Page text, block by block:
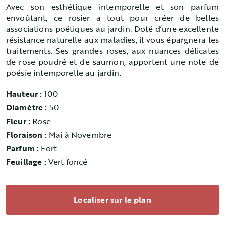
Avec son esthétique intemporelle et son parfum
envoûtant, ce rosier a tout pour créer de belles
associations poétiques au jardin. Doté d’une excellente
résistance naturelle aux maladies, il vous épargnera les
traitements. Ses grandes roses, aux nuances délicates
de rose poudré et de saumon, apportent une note de
poésie intemporelle au jardin.
Hauteur : 100
Diamètre : 50
Fleur : Rose
Floraison : Mai à Novembre
Parfum : Fort
Feuillage :Vert foncé
Localiser sur le plan